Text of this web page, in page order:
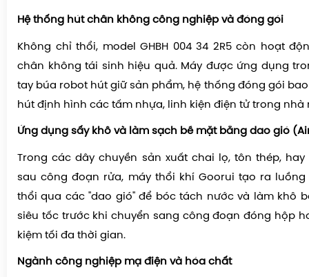
Hệ thống hút chân không công nghiệp và đóng gói
Không chỉ thổi, model GHBH 004 34 2R5 còn hoạt
chân không tái sinh hiệu quả. Máy được ứng dụng
tay búa robot hút giữ sản phẩm, hệ thống đóng gói
hút định hình các tấm nhựa, linh kiện điện tử trong nhà
Ứng dụng sấy khô và làm sạch bề mặt bằng dao gió
Trong các dây chuyền sản xuất chai lọ, tôn thép,
sau công đoạn rửa, máy thổi khí Goorui tạo ra
thổi qua các "dao gió" để bóc tách nước và làm khô
siêu tốc trước khi chuyển sang công đoạn đóng hộp
kiệm tối đa thời gian.
Ngành công nghiệp mạ điện và hóa chất